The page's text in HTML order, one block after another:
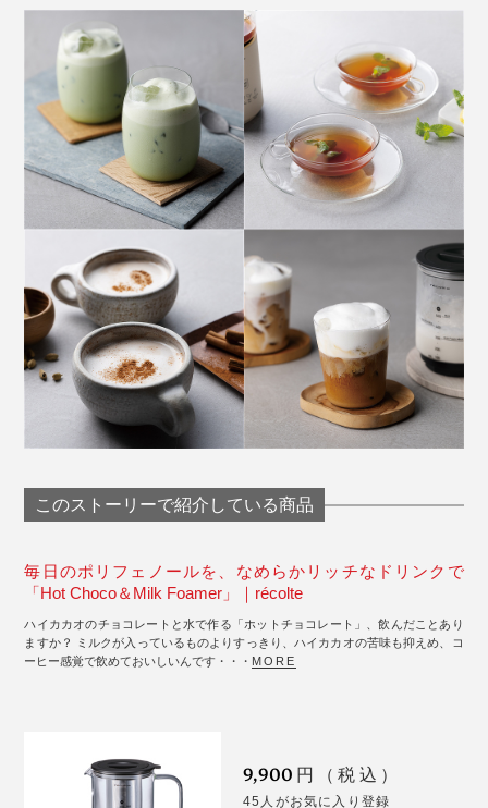
このストーリーで紹介している商品
毎日のポリフェノールを、なめらかリッチなドリンクで
「Hot Choco＆Milk Foamer」｜récolte
ハイカカオのチョコレートと水で作る「ホットチョコレート」、飲んだことあり
ますか？ ミルクが入っているものよりすっきり、ハイカカオの苦味も抑えめ、コ
ーヒー感覚で飲めておいしいんです・・・ MORE
9,900 円（税込）
45人がお気に入り登録